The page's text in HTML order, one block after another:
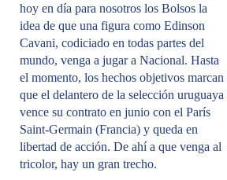
hoy en día para nosotros los Bolsos la
idea de que una figura como Edinson
Cavani, codiciado en todas partes del
mundo, venga a jugar a Nacional. Hasta
el momento, los hechos objetivos marcan
que el delantero de la selección uruguaya
vence su contrato en junio con el París
Saint-Germain (Francia) y queda en
libertad de acción. De ahí a que venga al
tricolor, hay un gran trecho.